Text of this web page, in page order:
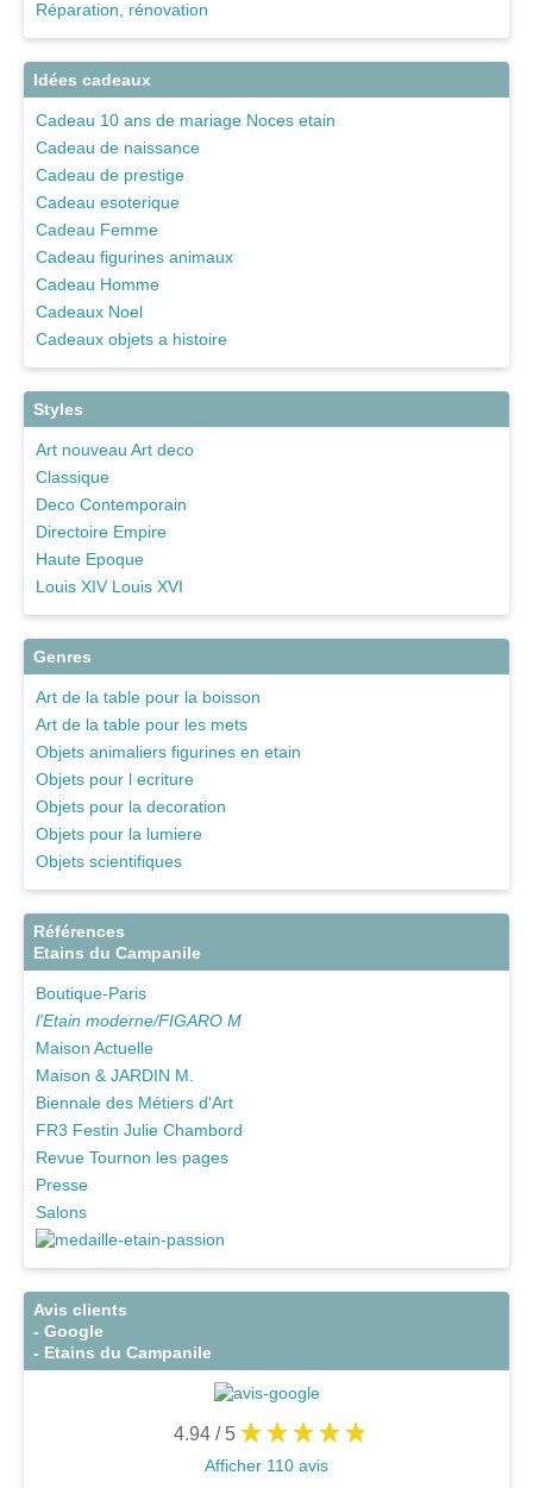
Réparation, rénovation
Idées cadeaux
Cadeau 10 ans de mariage Noces etain
Cadeau de naissance
Cadeau de prestige
Cadeau esoterique
Cadeau Femme
Cadeau figurines animaux
Cadeau Homme
Cadeaux Noel
Cadeaux objets a histoire
Styles
Art nouveau Art deco
Classique
Deco Contemporain
Directoire Empire
Haute Epoque
Louis XIV Louis XVI
Genres
Art de la table pour la boisson
Art de la table pour les mets
Objets animaliers figurines en etain
Objets pour l ecriture
Objets pour la decoration
Objets pour la lumiere
Objets scientifiques
Références
Etains du Campanile
Boutique-Paris
l'Etain moderne/FIGARO M
Maison Actuelle
Maison & JARDIN M.
Biennale des Métiers d'Art
FR3 Festin Julie Chambord
Revue Tournon les pages
Presse
Salons
Avis clients
- Google
- Etains du Campanile
4.94/ 5
Afficher 110 avis